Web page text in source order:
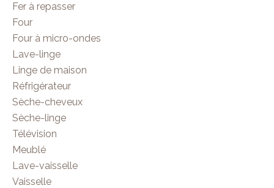
Fer à repasser
Four
Four à micro-ondes
Lave-linge
Linge de maison
Réfrigérateur
Sèche-cheveux
Sèche-linge
Télévision
Meublé
Lave-vaisselle
Vaisselle